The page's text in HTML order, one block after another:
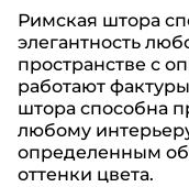
Римская штора
элегантность
пространстве с
работают
штора способна
любому
определенным
оттенки цвета.